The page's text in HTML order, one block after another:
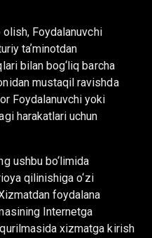
Foydalanuvchi
taʼminotdan
bilan bog‘liq barcha
mustaqil ravishda
Foydalanuvchi yoki
harakatlari uchun
ushbu bo‘limida
qilinishiga o‘zi
foydalana
Internetga
xizmatga kirish